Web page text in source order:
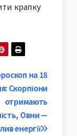
крапку
на 18
Скорпіони
отримають
Овни —
енергії